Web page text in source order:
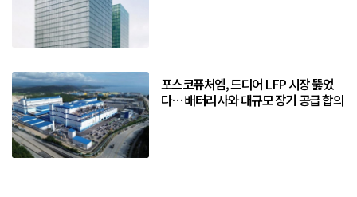
포스코퓨처엠, 드디어 LFP 시장 뚫었
다… 배터리사와 대규모 장기 공급 합의